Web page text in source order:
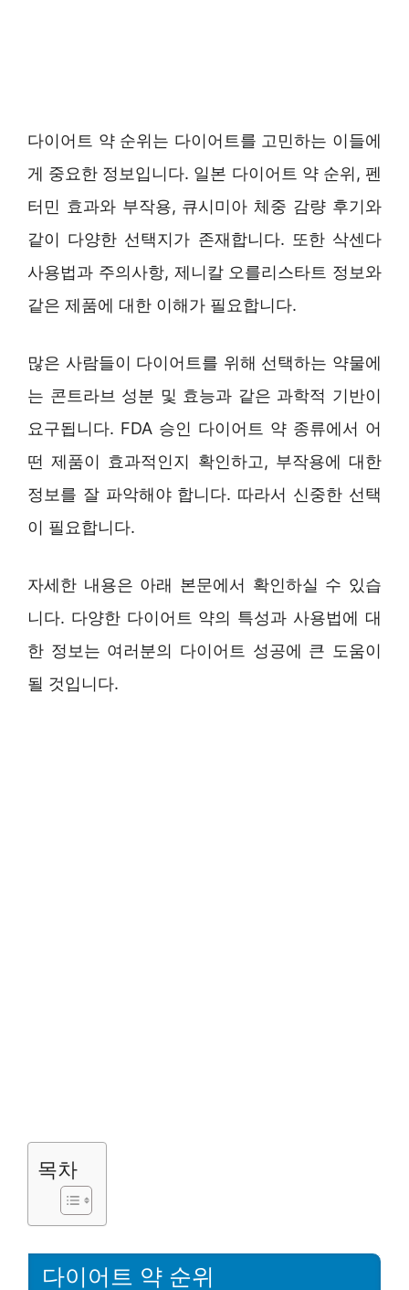
다이어트 약 순위는 다이어트를 고민하는 이들에
게 중요한 정보입니다. 일본 다이어트 약 순위, 펜
터민 효과와 부작용, 큐시미아 체중 감량 후기와
같이 다양한 선택지가 존재합니다. 또한 삭센다
사용법과 주의사항, 제니칼 오를리스타트 정보와
같은 제품에 대한 이해가 필요합니다.
많은 사람들이 다이어트를 위해 선택하는 약물에
는 콘트라브 성분 및 효능과 같은 과학적 기반이
요구됩니다. FDA 승인 다이어트 약 종류에서 어
떤 제품이 효과적인지 확인하고, 부작용에 대한
정보를 잘 파악해야 합니다. 따라서 신중한 선택
이 필요합니다.
자세한 내용은 아래 본문에서 확인하실 수 있습
니다. 다양한 다이어트 약의 특성과 사용법에 대
한 정보는 여러분의 다이어트 성공에 큰 도움이
될 것입니다.
목차
다이어트 약 순위